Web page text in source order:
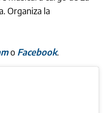
Organiza la
o Facebook.